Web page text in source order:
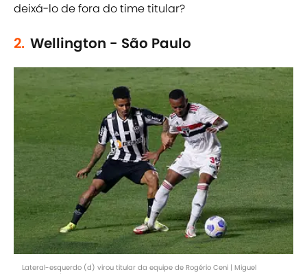
deixá-lo de fora do time titular?
2. Wellington - São Paulo
Lateral-esquerdo (d) virou titular da equipe de Rogério Ceni | Miguel